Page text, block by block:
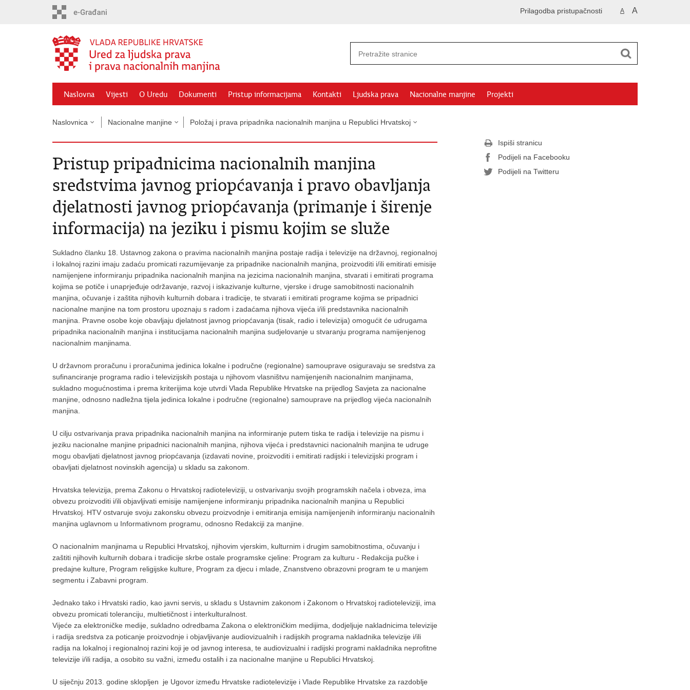
A A
Prilagodba pristupačnosti
Naslovna Vijesti O Uredu Dokumenti Pristup informacijama Kontakti Ljudska prava Nacionalne manjine Projekti
Naslovnica Nacionalne manjine Položaj i prava pripadnika nacionalnih manjina u Republici Hrvatskoj
Pristup pripadnicima nacionalnih manjina
sredstvima javnog priopćavanja i pravo obavljanja
djelatnosti javnog priopćavanja (primanje i širenje
informacija) na jeziku i pismu kojim se služe
Sukladno članku 18. Ustavnog zakona o pravima nacionalnih manjina postaje radija i televizije na državnoj, regionalnoj
i lokalnoj razini imaju zadaću promicati razumijevanje za pripadnike nacionalnih manjina, proizvoditi i/ili emitirati emisije
namijenjene informiranju pripadnika nacionalnih manjina na jezicima nacionalnih manjina, stvarati i emitirati programa
kojima se potiče i unaprjeđuje održavanje, razvoj i iskazivanje kulturne, vjerske i druge samobitnosti nacionalnih
manjina, očuvanje i zaštita njihovih kulturnih dobara i tradicije, te stvarati i emitirati programe kojima se pripadnici
nacionalne manjine na tom prostoru upoznaju s radom i zadaćama njihova vijeća i/ili predstavnika nacionalnih
manjina. Pravne osobe koje obavljaju djelatnost javnog priopćavanja (tisak, radio i televizija) omogućit će udrugama
pripadnika nacionalnih manjina i institucijama nacionalnih manjina sudjelovanje u stvaranju programa namijenjenog
nacionalnim manjinama.
U državnom proračunu i proračunima jedinica lokalne i područne (regionalne) samouprave osiguravaju se sredstva za
sufinanciranje programa radio i televizijskih postaja u njihovom vlasništvu namijenjenih nacionalnim manjinama,
sukladno mo­guć­nostima i prema kriterijima koje utvrdi Vlada Republike Hrvatske na prijedlog Savjeta za nacionalne
manjine, odnosno nadležna tijela jedinica lokalne i područne (regionalne) samouprave na prijedlog vijeća nacionalnih
manjina.
U cilju ostvarivanja prava pripadnika nacionalnih manjina na informiranje putem tiska te radija i televizije na pismu i
jeziku nacionalne manjine pripadnici nacionalnih manjina, njihova vijeća i predstavnici nacionalnih manjina te udruge
mogu obavljati djelatnost javnog priopćavanja (izdavati novine, proizvoditi i emitirati radijski i televizijski program i
obavljati djelatnost novinskih agencija) u skladu sa zakonom.
Hrvatska televizija, prema Zakonu o Hrvatskoj radioteleviziji, u ostvarivanju svojih programskih načela i obveza, ima
obvezu proizvoditi i/ili objavljivati emisije namijenjene informiranju pripadnika nacionalnih manjina u Republici
Hrvatskoj. HTV ostvaruje svoju zakonsku obvezu proizvodnje i emitiranja emisija namijenjenih informiranju nacionalnih
manjina uglavnom u Informativnom programu, odnosno Redakciji za manjine.
O nacionalnim manjinama u Republici Hrvatskoj, njihovim vjerskim, kulturnim i drugim samobitnostima, očuvanju i
zaštiti njihovih kulturnih dobara i tradicije skrbe ostale programske cjeline: Program za kulturu - Redakcija pučke i
predajne kulture, Program religijske kulture, Program za djecu i mlade, Znanstveno obrazovni program te u manjem
segmentu i Zabavni program.
Jednako tako i Hrvatski radio, kao javni servis, u skladu s Ustavnim zakonom i Zakonom o Hrvatskoj radioteleviziji, ima
obvezu promicati toleranciju, multietičnost i interkulturalnost.
Vijeće za elektroničke medije, sukladno odredbama Zakona o elektroničkim medijima, dodjeljuje nakladnicima televizije
i radija sredstva za poticanje proizvodnje i objavljivanje audiovizualnih i radijskih programa nakladnika televizije i/ili
radija na lokalnoj i regionalnoj razini koji je od javnog interesa, te audiovizualni i radijski programi nakladnika neprofitne
televizije i/ili radija, a osobito su važni, između ostalih i za nacionalne manjine u Republici Hrvatskoj.
U siječnju 2013. godine sklopljen je Ugovor između Hrvatske radiotelevizije i Vlade Republike Hrvatske za razdoblje
Ispiši stranicu
Podijeli na Facebooku
Podijeli na Twitteru